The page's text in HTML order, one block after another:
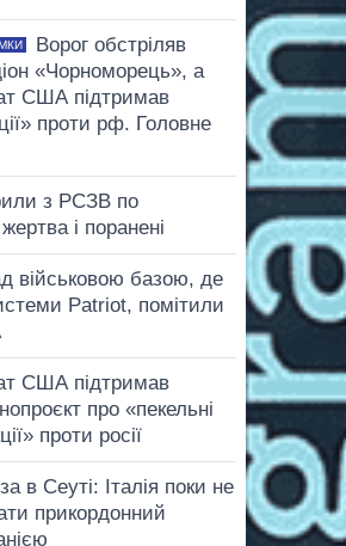
Ворог обстріляв
«Чорноморець», а
США підтримав
проти рф. Головне
з РСЗВ по
і поранені
військовою базою, де
Patriot, помітили
США підтримав
про «пекельні
проти росії
в Сеуті: Італія поки не
прикордонний